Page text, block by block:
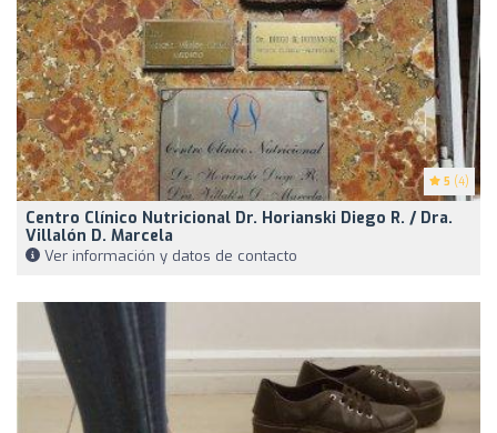
5 (4)
Centro Clínico Nutricional Dr. Horianski Diego R. / Dra.
Villalón D. Marcela
Ver información y datos de contacto